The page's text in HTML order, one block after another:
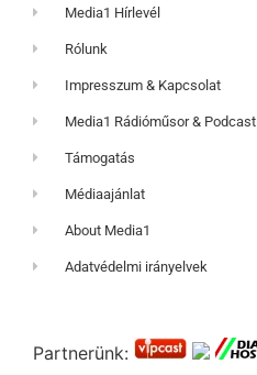
Media1 Hírlevél
Rólunk
Impresszum & Kapcsolat
Media1 Rádióműsor & Podcast
Támogatás
Médiaajánlat
About Media1
Adatvédelmi irányelvek
Partnerünk: